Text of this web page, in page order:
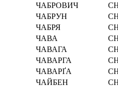
ЧАБРОВИЧ
ЧАБРУН
ЧАБРЯ
ЧАВА
ЧАВАГА
ЧАВАРГА
ЧАВАРҐА
ЧАЙБЕН